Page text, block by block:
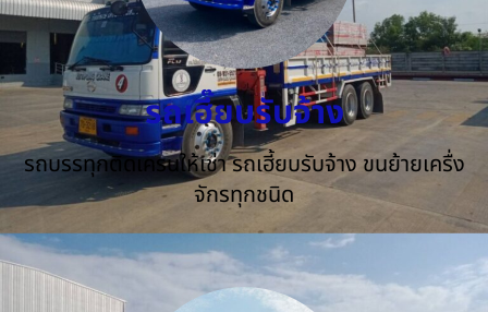
รถเฮี๊ยบรับจ้าง
รถบรรทุกติดเครนให้เช่า รถเฮี้ยบรับจ้าง ขนย้ายเครื่ง
จักรทุกชนิด